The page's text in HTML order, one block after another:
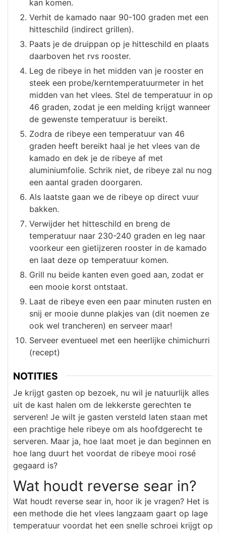
kan komen.
Verhit de kamado naar 90-100 graden met een
hitteschild (indirect grillen).
Paats je de druippan op je hitteschild en plaats
daarboven het rvs rooster.
Leg de ribeye in het midden van je rooster en
steek een probe/kerntemperatuurmeter in het
midden van het vlees. Stel de temperatuur in op
46 graden, zodat je een melding krijgt wanneer
de gewenste temperatuur is bereikt.
Zodra de ribeye een temperatuur van 46
graden heeft bereikt haal je het vlees van de
kamado en dek je de ribeye af met
aluminiumfolie. Schrik niet, de ribeye zal nu nog
een aantal graden doorgaren.
Als laatste gaan we de ribeye op direct vuur
bakken.
Verwijder het hitteschild en breng de
temperatuur naar 230-240 graden en leg naar
voorkeur een gietijzeren rooster in de kamado
en laat deze op temperatuur komen.
Grill nu beide kanten even goed aan, zodat er
een mooie korst ontstaat.
Laat de ribeye even een paar minuten rusten en
snij er mooie dunne plakjes van (dit noemen ze
ook wel trancheren) en serveer maar!
Serveer eventueel met een heerlijke chimichurri
(recept)
NOTITIES
Je krijgt gasten op bezoek, nu wil je natuurlijk alles
uit de kast halen om de lekkerste gerechten te
serveren! Je wilt je gasten versteld laten staan met
een prachtige hele ribeye om als hoofdgerecht te
serveren. Maar ja, hoe laat moet je dan beginnen en
hoe lang duurt het voordat de ribeye mooi rosé
gegaard is?
Wat houdt reverse sear in?
Wat houdt reverse sear in, hoor ik je vragen? Het is
een methode die het vlees langzaam gaart op lage
temperatuur voordat het een snelle schroei krijgt op